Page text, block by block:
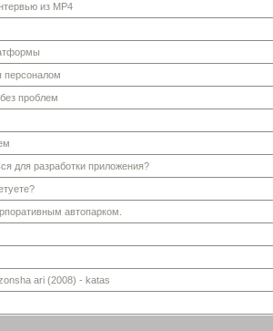
из MP4
персоналом
проблем
для разработки приложения?
автопарком.
ari (2008) - katas